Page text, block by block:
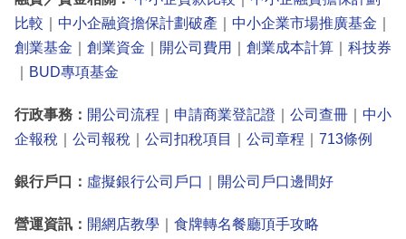
比較
中小企融資擔保計劃破產 中小企業市場推廣基金
創業基金
創業資金 開公司費用 創業成本計算
科技券
BUD專項基金
行政事務： 開公司流程 申請商業登記證 公司查冊
中小
企報稅
公司報稅 公司扣稅項目 公司章程 713條例
銀行戶口： 虛擬銀行公司戶口 開公司戶口邊間好
營運資訊： 開網店教學 食牌轉名餐廳頂手攻略